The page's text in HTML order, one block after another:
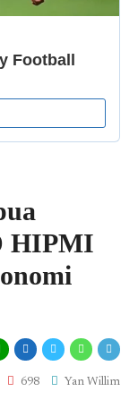
HIPMI
698 Yan Willim